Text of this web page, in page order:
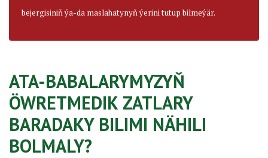
bejergisiniň ýa-da maslahatynyň ýerini tutup bilmeýär.
ATA-BABALARYMYZYŇ
ÖWRETMEDIK ZATLARY
BARADAKY BILIMI NÄHILI
BOLMALY?